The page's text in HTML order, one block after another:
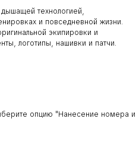
технологией,
и повседневной жизни.
экипировки и
логотипы, нашивки и патчи.
опцию "Нанесение номера и